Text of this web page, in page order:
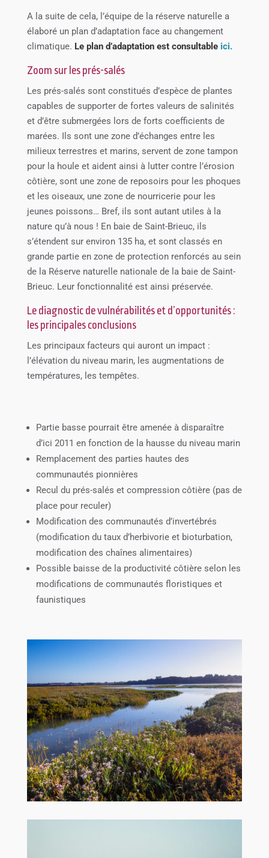
A la suite de cela, l’équipe de la réserve naturelle a
élaboré un plan d’adaptation face au changement
climatique. Le plan d’adaptation est consultable ici.
Zoom sur les prés-salés
Les prés-salés sont constitués d’espèce de plantes
capables de supporter de fortes valeurs de salinités
et d’être submergées lors de forts coefficients de
marées. Ils sont une zone d’échanges entre les
milieux terrestres et marins, servent de zone tampon
pour la houle et aident ainsi à lutter contre l’érosion
côtière, sont une zone de reposoirs pour les phoques
et les oiseaux, une zone de nourricerie pour les
jeunes poissons… Bref, ils sont autant utiles à la
nature qu’à nous ! En baie de Saint-Brieuc, ils
s’étendent sur environ 135 ha, et sont classés en
grande partie en zone de protection renforcés au sein
de la Réserve naturelle nationale de la baie de Saint-
Brieuc. Leur fonctionnalité est ainsi préservée.
Le diagnostic de vulnérabilités et d’opportunités :
les principales conclusions
Les principaux facteurs qui auront un impact :
l’élévation du niveau marin, les augmentations de
températures, les tempêtes.
Partie basse pourrait être amenée à disparaître
d’ici 2011 en fonction de la hausse du niveau marin
Remplacement des parties hautes des
communautés pionnières
Recul du prés-salés et compression côtière (pas de
place pour reculer)
Modification des communautés d’invertébrés
(modification du taux d’herbivorie et bioturbation,
modification des chaînes alimentaires)
Possible baisse de la productivité côtière selon les
modifications de communautés floristiques et
faunistiques